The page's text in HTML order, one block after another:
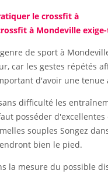
le crossfit à
à Mondeville
de sport à
car les gestes répétés
d'avoir une
difficulté les
posséder
souples Songez
bien le pied.
la mesure du possible